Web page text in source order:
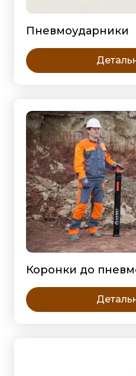
Пневмоударники
Коронки до